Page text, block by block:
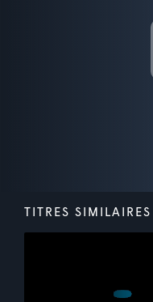
TITRES SIMILAIRES